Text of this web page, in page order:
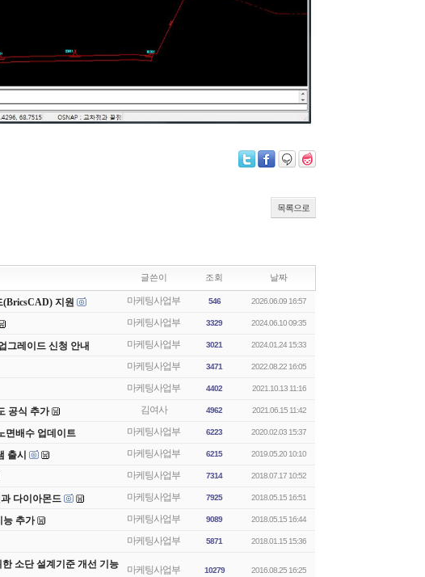
목록으로
글쓴이 조회 날짜
(BricsCAD) 지원 마케팅사업부 546 2026.06.09 16:57
마케팅사업부 3329 2024.06.10 09:35
그레이드 신청 안내 마케팅사업부 3021 2024.01.24 15:33
마케팅사업부 3471 2022.08.22 16:05
마케팅사업부 4402 2021.10.13 11:16
공식 추가 김여사 4962 2021.06.15 11:42
면배수 업데이트 마케팅사업부 6223 2020.02.03 15:37
출시 마케팅사업부 6215 2019.05.20 10:10
마케팅사업부 7314 2018.07.17 10:52
다이아몬드 마케팅사업부 7925 2018.05.15 16:51
능 추가 마케팅사업부 9089 2018.05.15 16:44
마케팅사업부 5871 2018.01.15 15:36
소단 설계기준 개선 기능
마케팅사업부 10279 2016.08.25 16:25